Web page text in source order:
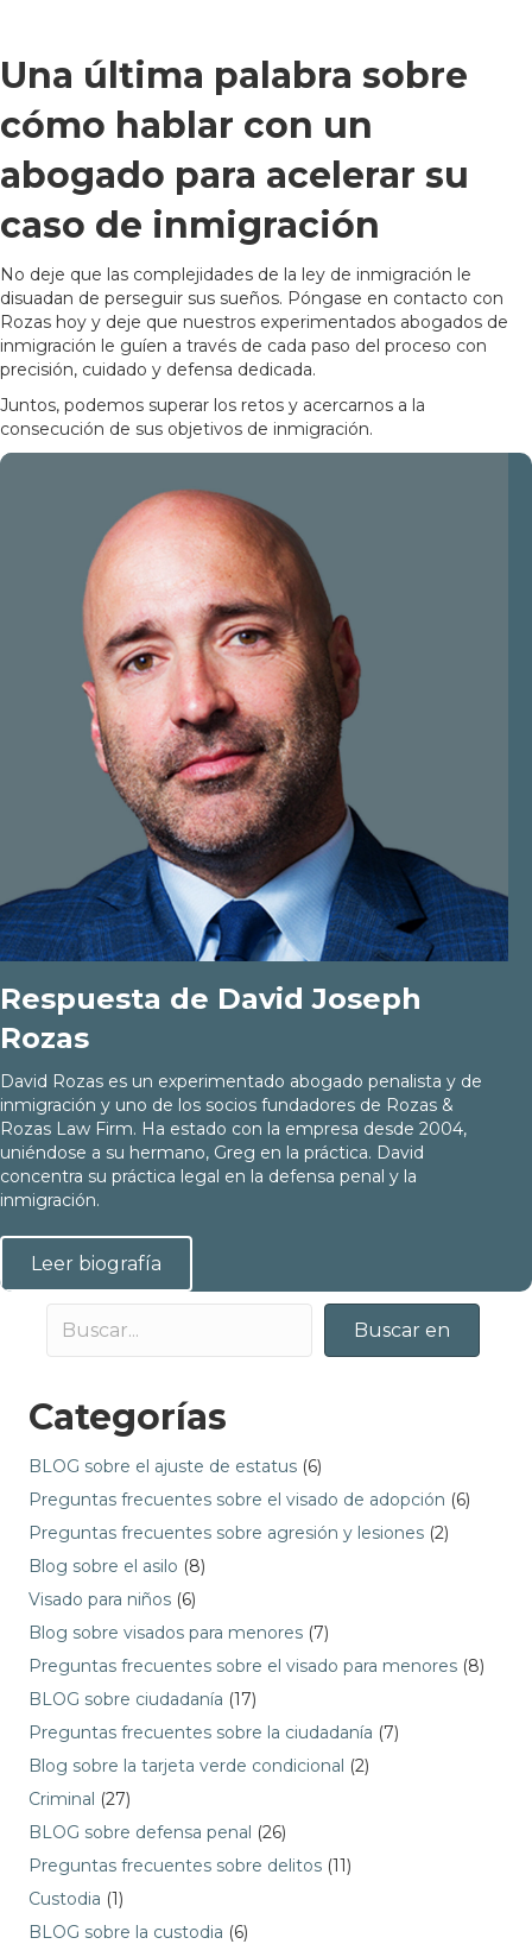
Una última palabra sobre
cómo hablar con un
abogado para acelerar su
caso de inmigración
No deje que las complejidades de la ley de inmigración le
disuadan de perseguir sus sueños. Póngase en contacto con
Rozas hoy y deje que nuestros experimentados abogados de
inmigración le guíen a través de cada paso del proceso con
precisión, cuidado y defensa dedicada.
Juntos, podemos superar los retos y acercarnos a la
consecución de sus objetivos de inmigración.
Respuesta de David Joseph
Rozas
David Rozas es un experimentado abogado penalista y de
inmigración y uno de los socios fundadores de Rozas &
Rozas Law Firm. Ha estado con la empresa desde 2004,
uniéndose a su hermano, Greg en la práctica. David
concentra su práctica legal en la defensa penal y la
inmigración.
Leer biografía
Buscar en
Categorías
BLOG sobre el ajuste de estatus (6)
Preguntas frecuentes sobre el visado de adopción (6)
Preguntas frecuentes sobre agresión y lesiones (2)
Blog sobre el asilo (8)
Visado para niños (6)
Blog sobre visados para menores (7)
Preguntas frecuentes sobre el visado para menores (8)
BLOG sobre ciudadanía (17)
Preguntas frecuentes sobre la ciudadanía (7)
Blog sobre la tarjeta verde condicional (2)
Criminal (27)
BLOG sobre defensa penal (26)
Preguntas frecuentes sobre delitos (11)
Custodia (1)
BLOG sobre la custodia (6)